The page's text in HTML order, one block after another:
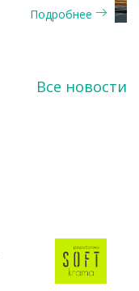
Подробнее
Все новости